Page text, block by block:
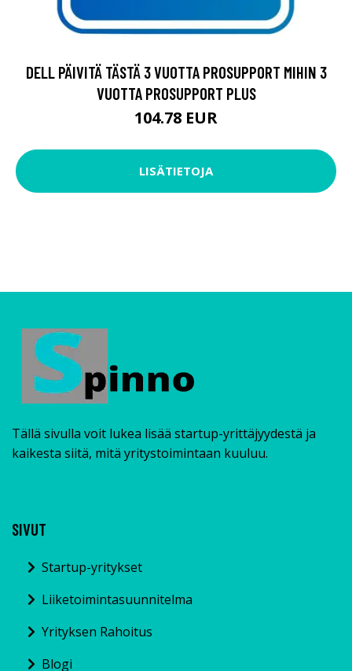
DELL PÄIVITÄ TÄSTÄ 3 VUOTTA PROSUPPORT MIHIN 3
VUOTTA PROSUPPORT PLUS
104.78 EUR
LISÄTIETOJA
Tällä sivulla voit lukea lisää startup-yrittäjyydestä ja
kaikesta siitä, mitä yritystoimintaan kuuluu.
SIVUT
Startup-yritykset
Liiketoimintasuunnitelma
Yrityksen Rahoitus
Blogi